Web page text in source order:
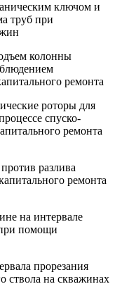
ключом и
труб при
колонны
ремонта
роторы для
спуско-
ремонта
разлива
ремонта
на интервале
помощи
прорезания
ствола на скважинах